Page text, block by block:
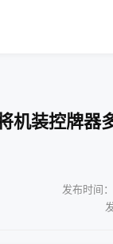
机装控牌器
发布时间